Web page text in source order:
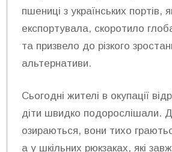
пшениці з українських портів,
експортувала, скоротило
та призвело до різкого
альтернативи.
Сьогодні жителі в окупації
діти швидко подорослішали.
озираються, вони тихо
а у шкільних рюкзаках, які